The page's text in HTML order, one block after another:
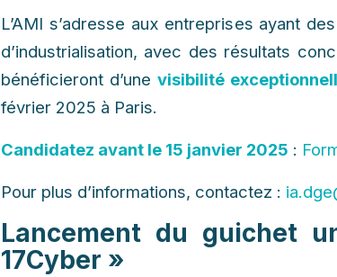
L’AMI s’adresse aux entreprises ayant
d’industrialisation, avec des résultats
bénéficieront d’unevisibilité
février 2025 à Paris.
Candidatez avant le 15 janvier 2025 :
Pour plus d’informations, contactez :
Lancement du guichet
17Cyber »